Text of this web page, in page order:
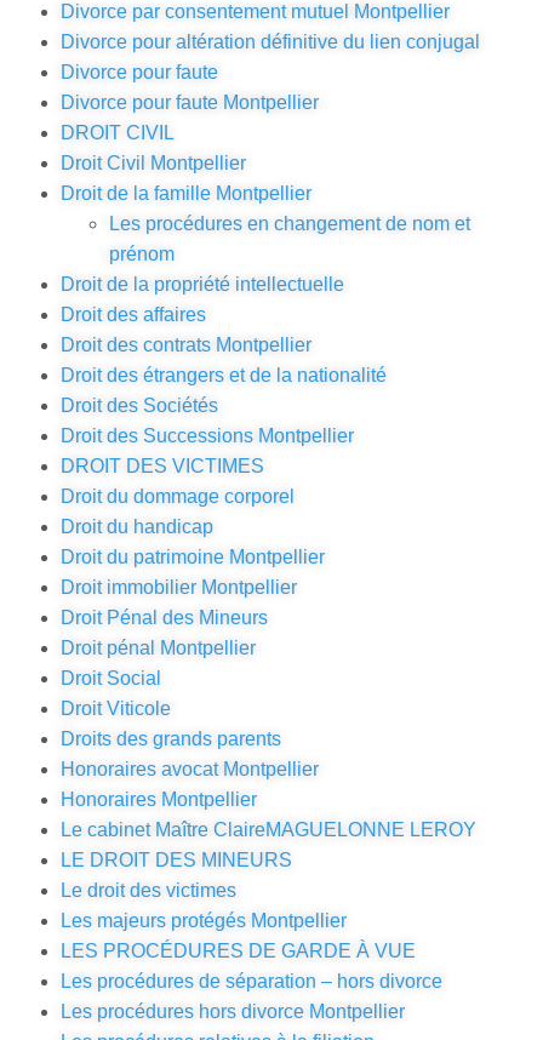
Divorce par consentement mutuel Montpellier
Divorce pour altération définitive du lien conjugal
Divorce pour faute
Divorce pour faute Montpellier
DROIT CIVIL
Droit Civil Montpellier
Droit de la famille Montpellier
Les procédures en changement de nom et
prénom
Droit de la propriété intellectuelle
Droit des affaires
Droit des contrats Montpellier
Droit des étrangers et de la nationalité
Droit des Sociétés
Droit des Successions Montpellier
DROIT DES VICTIMES
Droit du dommage corporel
Droit du handicap
Droit du patrimoine Montpellier
Droit immobilier Montpellier
Droit Pénal des Mineurs
Droit pénal Montpellier
Droit Social
Droit Viticole
Droits des grands parents
Honoraires avocat Montpellier
Honoraires Montpellier
Le cabinet Maître ClaireMAGUELONNE LEROY
LE DROIT DES MINEURS
Le droit des victimes
Les majeurs protégés Montpellier
LES PROCÉDURES DE GARDE À VUE
Les procédures de séparation – hors divorce
Les procédures hors divorce Montpellier